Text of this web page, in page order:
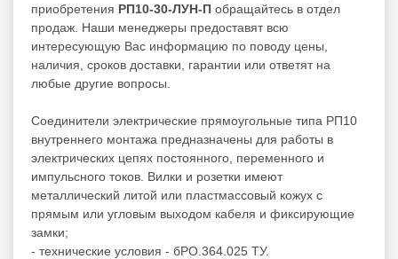
приобретения РП10-30-ЛУН-П обращайтесь в отдел
продаж. Наши менеджеры предоставят всю
интересующую Вас информацию по поводу цены,
наличия, сроков доставки, гарантии или ответят на
любые другие вопросы.
Соединители электрические прямоугольные типа РП10
внутреннего монтажа предназначены для работы в
электрических цепях постоянного, переменного и
импульсного токов. Вилки и розетки имеют
металлический литой или пластмассовый кожух с
прямым или угловым выходом кабеля и фиксирующие
замки;
- технические условия - бРО.364.025 ТУ.